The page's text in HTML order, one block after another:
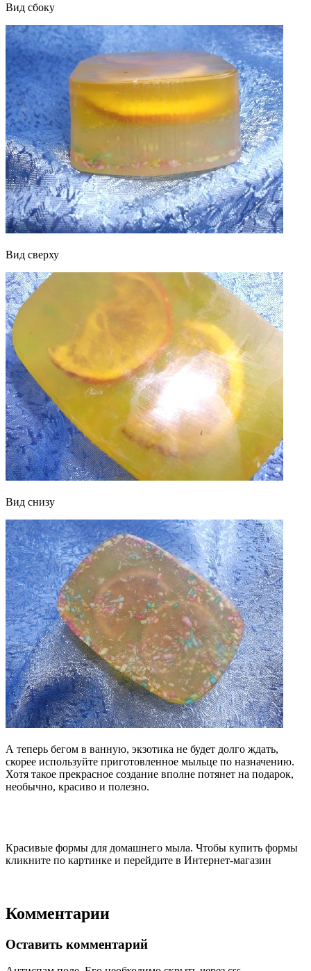
Вид сбоку
Вид сверху
Вид снизу
А теперь бегом в ванную, экзотика не будет долго ждать,
скорее используйте приготовленное мыльце по назначению.
Хотя такое прекрасное создание вполне потянет на подарок,
необычно, красиво и полезно.
Красивые формы для домашнего мыла. Чтобы купить формы
кликните по картинке и перейдите в Интернет-магазин
Комментарии
Оставить комментарий